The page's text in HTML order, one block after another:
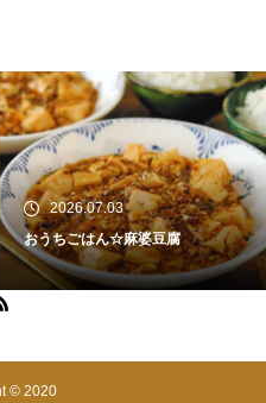
2026.07.03
おうちごはん☆麻婆豆腐
© 2020